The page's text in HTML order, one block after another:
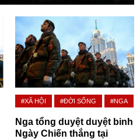
#XÃ HỘI #ĐỜI SỐNG #NGA
Nga tổng duyệt duyệt binh
Ngày Chiến thắng tại